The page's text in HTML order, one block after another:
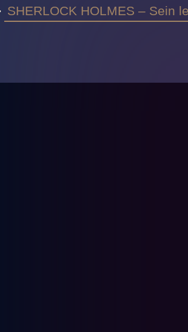
SHERLOCK HOLMES – Sein